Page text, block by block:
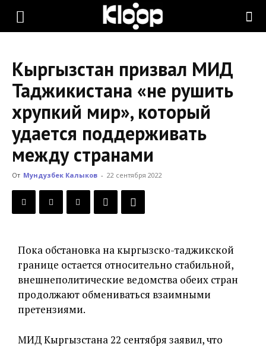
KLOOP.KG
Новости
Кыргызстана
Кыргызстан призвал МИД
Таджикистана «не рушить
хрупкий мир», который
удается поддерживать
между странами
От Мундузбек Калыков - 22 сентября 2022
Пока обстановка на кыргызско-таджикской
границе остается относительно стабильной,
внешнеполитические ведомства обеих стран
продолжают обмениваться взаимными
претензиями.
МИД Кыргызстана 22 сентября заявил, что